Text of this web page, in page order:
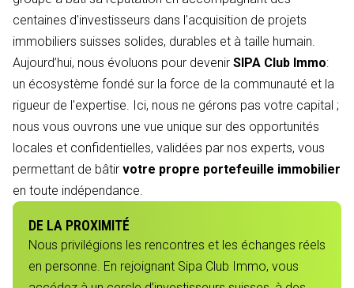
centaines d'investisseurs dans l'acquisition de projets
immobiliers suisses solides, durables et à taille humain.
Aujourd’hui, nous évoluons pour devenir SIPA Club Immo:
un écosystème fondé sur la force de la communauté et la
rigueur de l'expertise. Ici, nous ne gérons pas votre capital ;
nous vous ouvrons une vue unique sur des opportunités
locales et confidentielles, validées par nos experts, vous
permettant de bâtir votre propre portefeuille immobilier
en toute indépendance.
DE LA PROXIMITÉ
Nous privilégions les rencontres et les échanges réels
en personne. En rejoignant Sipa Club Immo, vous